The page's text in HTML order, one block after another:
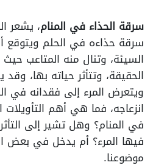
سرقة الحذاء في المنام، يشعر
سرقة حذاءه في الحلم ويتوقع
السيئة، وتنال منه المتاعب
الحقيقة، وتتأثر حياته بها، وقد
ويتعرض المرء إلى فقدانه في
انزعاجه، فما هي أهم التأويلات
في المنام؟ وهل تشير إلى
فيها المرء؟ أم يدخل في بعض
موضوعنا.